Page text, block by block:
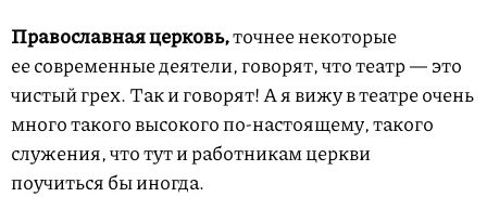
Православная церковь,точнее некоторые
ее современные деятели, говорят, что театр — это
чистый грех. Так и говорят! А я вижу в театре очень
много такого высокого по-настоящему, такого
служения, что тут и работникам церкви
поучиться бы иногда.